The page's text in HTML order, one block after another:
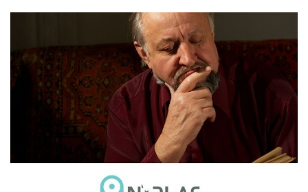
VISOK KONTRAST